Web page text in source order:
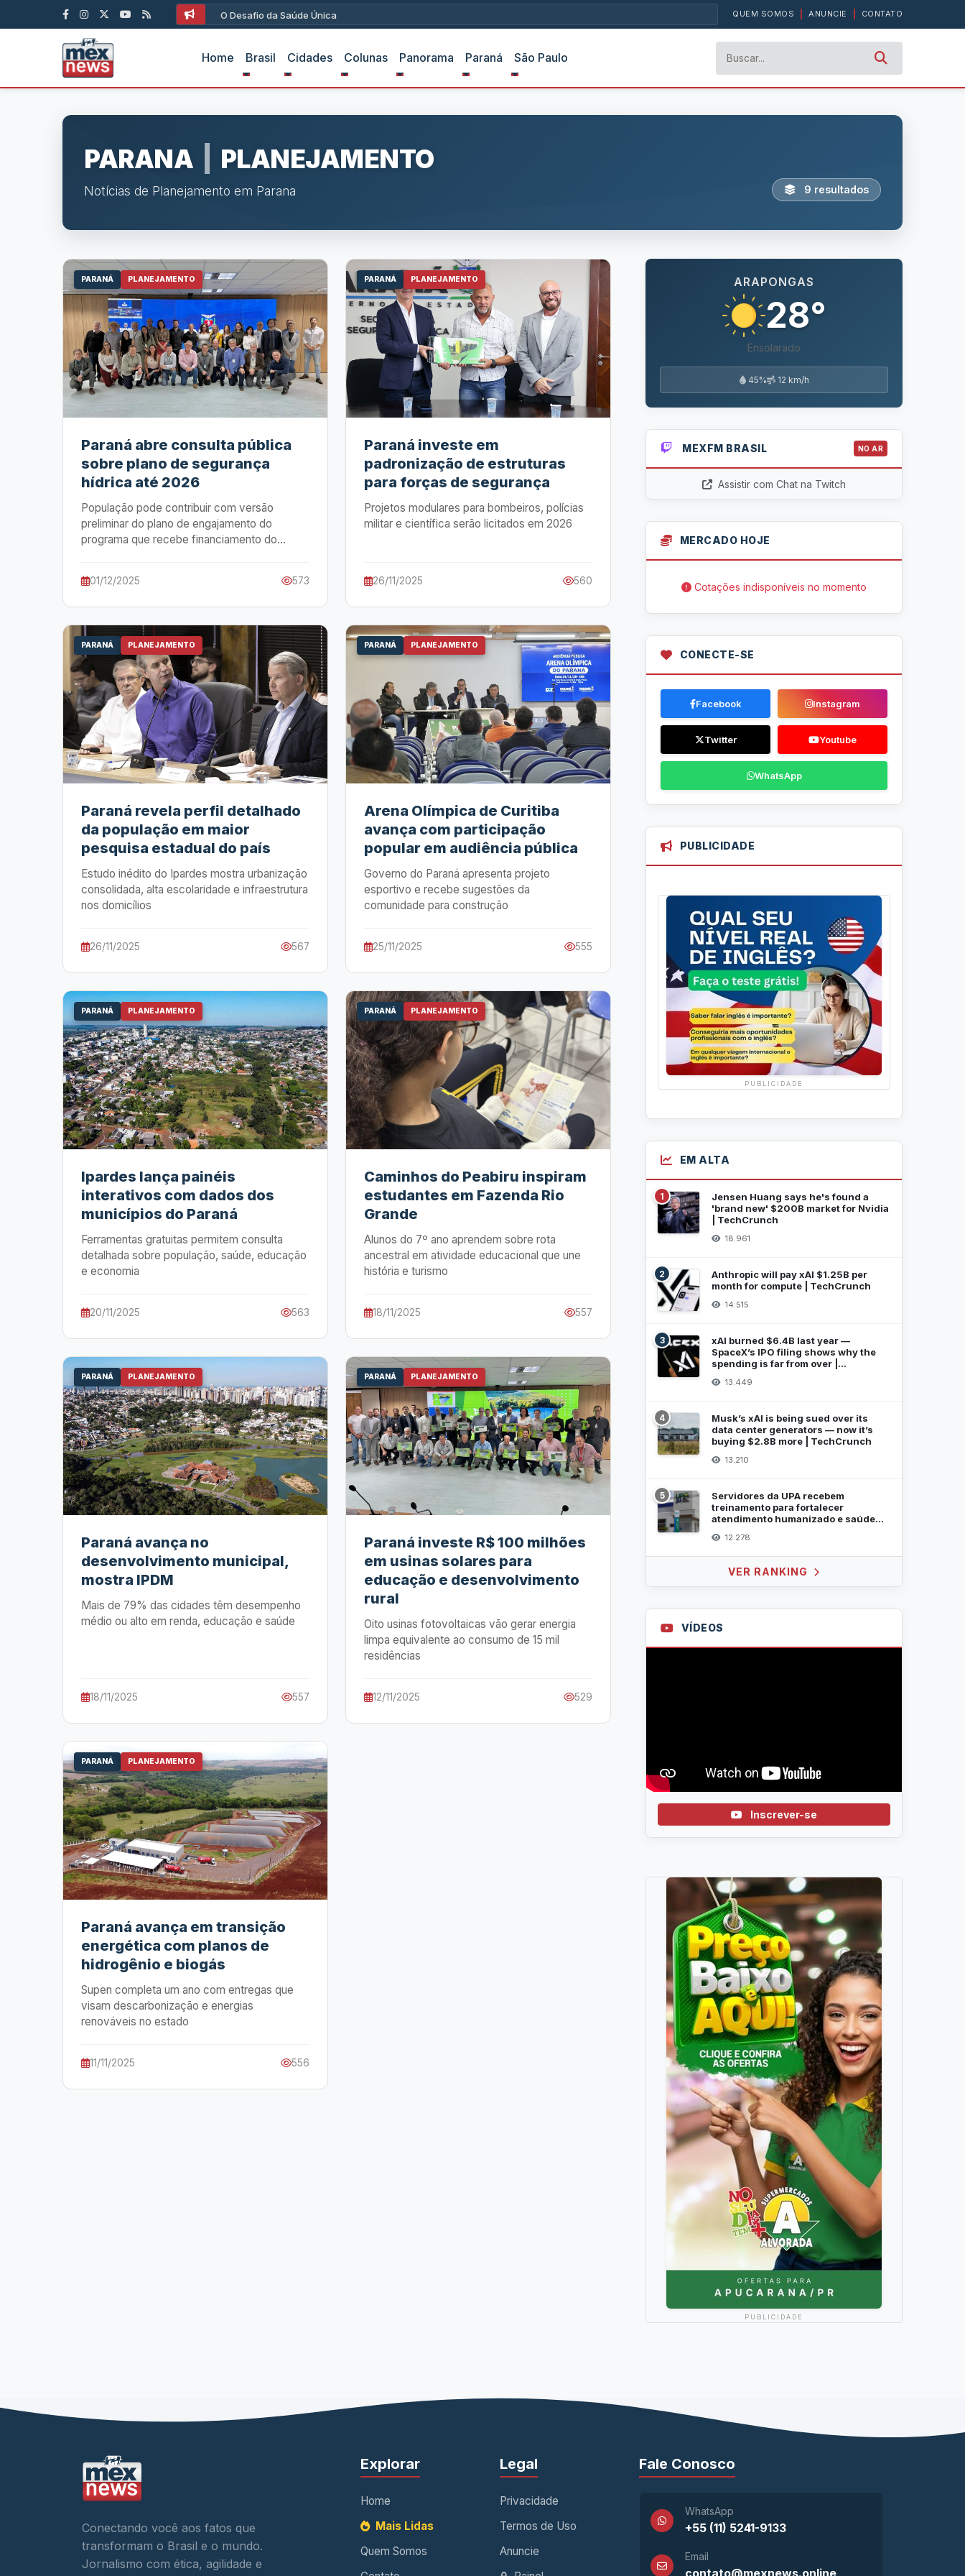
O Desafio da Saúde Única QUEM SOMOS ANUNCIE CONTATO
Home Brasil Cidades Colunas Panorama Paraná São Paulo
PARANA PLANEJAMENTO
Notícias de Planejamento em Parana 9 resultados
PARANÁ PLANEJAMENTO
Paraná abre consulta pública
sobre plano de segurança
hídrica até 2026
População pode contribuir com versão
preliminar do plano de engajamento do
programa que recebe financiamento do
01/12/2025 573
PARANÁ PLANEJAMENTO
Paraná investe em
padronização de estruturas
para forças de segurança
Projetos modulares para bombeiros, polícias
militar e científica serão licitados em 2026
26/11/2025 560
PARANÁ PLANEJAMENTO
Paraná revela perfil detalhado
da população em maior
pesquisa estadual do país
Estudo inédito do Ipardes mostra urbanização
consolidada, alta escolaridade e infraestrutura
nos domicílios
26/11/2025 567
PARANÁ PLANEJAMENTO
Arena Olímpica de Curitiba
avança com participação
popular em audiência pública
Governo do Paraná apresenta projeto
esportivo e recebe sugestões da
comunidade para construção
25/11/2025 555
PARANÁ PLANEJAMENTO
Ipardes lança painéis
interativos com dados dos
municípios do Paraná
Ferramentas gratuitas permitem consulta
detalhada sobre população, saúde, educação
e economia
20/11/2025 563
PARANÁ PLANEJAMENTO
Caminhos do Peabiru inspiram
estudantes em Fazenda Rio
Grande
Alunos do 7º ano aprendem sobre rota
ancestral em atividade educacional que une
história e turismo
18/11/2025 557
PARANÁ PLANEJAMENTO
Paraná avança no
desenvolvimento municipal,
mostra IPDM
Mais de 79% das cidades têm desempenho
médio ou alto em renda, educação e saúde
18/11/2025 557
PARANÁ PLANEJAMENTO
Paraná investe R$ 100 milhões
em usinas solares para
educação e desenvolvimento
rural
Oito usinas fotovoltaicas vão gerar energia
limpa equivalente ao consumo de 15 mil
residências
12/11/2025 529
PARANÁ PLANEJAMENTO
Paraná avança em transição
energética com planos de
hidrogênio e biogás
Supen completa um ano com entregas que
visam descarbonização e energias
renováveis no estado
11/11/2025 556
ARAPONGAS
28°
Ensolarado
45% 12 km/h
MEXFM BRASIL NO AR
Assistir com Chat na Twitch
MERCADO HOJE
Cotações indisponíveis no momento
CONECTE-SE
Facebook Instagram
Twitter Youtube
WhatsApp
PUBLICIDADE
PUBLICIDADE
EM ALTA
1
Jensen Huang says he's found a
'brand new' $200B market for Nvidia
| TechCrunch
18.961
2
Anthropic will pay xAI $1.25B per
month for compute | TechCrunch
14.515
3
xAI burned $6.4B last year —
SpaceX’s IPO filing shows why the
spending is far from over |
13.449
4
Musk’s xAI is being sued over its
data center generators — now it’s
buying $2.8B more | TechCrunch
13.210
5
Servidores da UPA recebem
treinamento para fortalecer
atendimento humanizado e saúde
12.278
VER RANKING
VÍDEOS
Inscrever-se
PUBLICIDADE
Conectando você aos fatos que
transformam o Brasil e o mundo.
Jornalismo com ética, agilidade e
Explorar
Home
Mais Lidas
Quem Somos
Legal
Privacidade
Termos de Uso
Anuncie
Fale Conosco
WhatsApp
+55 (11) 5241-9133
Email